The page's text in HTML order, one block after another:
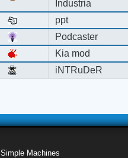
Industria
ppt
Podcaster
Kia mod
iNTRuDeR
Simple Machines